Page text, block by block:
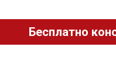
Бесплатно